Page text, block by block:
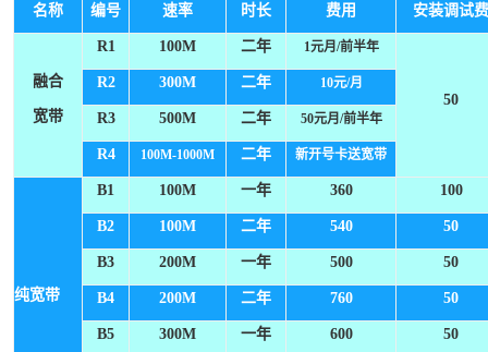
名称 编号 速率 时长 费用 安装调试费
融合
宽带
R1 100M 二年 1元月/前半年
50
R2 300M 二年 10元/月
R3 500M 二年 50元月/前半年
R4 100M-1000M 二年 新开号卡送宽带
纯宽带
B1 100M 一年 360 100
B2 100M 二年 540 50
B3 200M 一年 500 50
B4 200M 二年 760 50
B5 300M 一年 600 50